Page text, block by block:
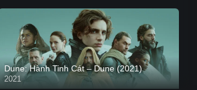
Dune: Hành Tinh Cát – Dune (2021)
2021
HD VIETSUB